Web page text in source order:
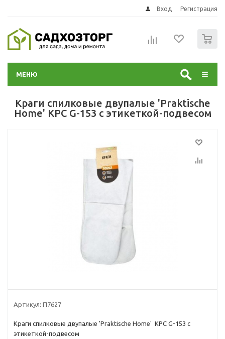
Вход Регистрация
МЕНЮ
Краги спилковые двупалые 'Praktische
Home' КРС G-153 с этикеткой-подвесом
Артикул: П7627
Краги спилковые двупалые 'Praktische Home' КРС G-153 с
этикеткой-подвесом